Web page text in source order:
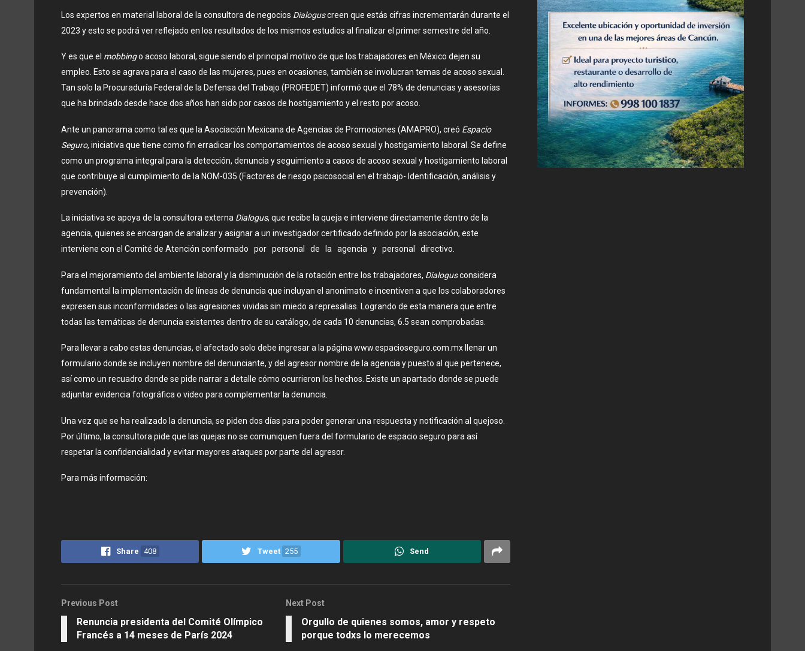
Los expertos en material laboral de la consultora de negocios Dialoguscreen que estás cifras incrementarán durante el
2023 y esto se podrá ver reflejado en los resultados de los mismos estudios al finalizar el primer semestre del año.
Y es que el mobbingo acoso laboral, sigue siendo el principal motivo de que los trabajadores en México dejen su
empleo. Esto se agrava para el caso de las mujeres, pues en ocasiones, también se involucran temas de acoso sexual.
Tan solo la Procuraduría Federal de la Defensa del Trabajo (PROFEDET) informó que el 78% de denuncias y asesorías
que ha brindado desde hace dos años han sido por casos de hostigamiento y el resto por acoso.
Ante un panorama como tal es que la Asociación Mexicana de Agencias de Promociones (AMAPRO), creó Espacio
Seguro, iniciativa que tiene como fin erradicar los comportamientos de acoso sexual y hostigamiento laboral. Se define
como un programa integral para la detección, denuncia y seguimiento a casos de acoso sexual y hostigamiento laboral
que contribuye al cumplimiento de la NOM-035 (Factores de riesgo psicosocial en el trabajo- Identificación, análisis y
prevención).
La iniciativa se apoya de la consultora externa Dialogus, que recibe la queja e interviene directamente dentro de la
agencia, quienes se encargan de analizar y asignar a un investigador certificado definido por la asociación, este
interviene con el Comité de Atención conformado por personal de la agencia y personal directivo.
Para el mejoramiento del ambiente laboral y la disminución de la rotación entre los trabajadores, Dialogusconsidera
fundamental la implementación de líneas de denuncia que incluyan el anonimato e incentiven a que los colaboradores
expresen sus inconformidades o las agresiones vividas sin miedo a represalias. Logrando de esta manera que entre
todas las temáticas de denuncia existentes dentro de su catálogo, de cada 10 denuncias, 6.5 sean comprobadas.
Para llevar a cabo estas denuncias, el afectado solo debe ingresar a la página www.espacioseguro.com.mx llenar un
formulario donde se incluyen nombre del denunciante, y del agresor nombre de la agencia y puesto al que pertenece,
así como un recuadro donde se pide narrar a detalle cómo ocurrieron los hechos. Existe un apartado donde se puede
adjuntar evidencia fotográfica o video para complementar la denuncia.
Una vez que se ha realizado la denuncia, se piden dos días para poder generar una respuesta y notificación al quejoso.
Por último, la consultora pide que las quejas no se comuniquen fuera del formulario de espacio seguro para así
respetar la confidencialidad y evitar mayores ataques por parte del agresor.
Para más información:
Share 408 Tweet 255 Send
Previous Post
Renuncia presidenta del Comité Olímpico
Francés a 14 meses de París 2024
Next Post
Orgullo de quienes somos, amor y respeto
porque todxs lo merecemos